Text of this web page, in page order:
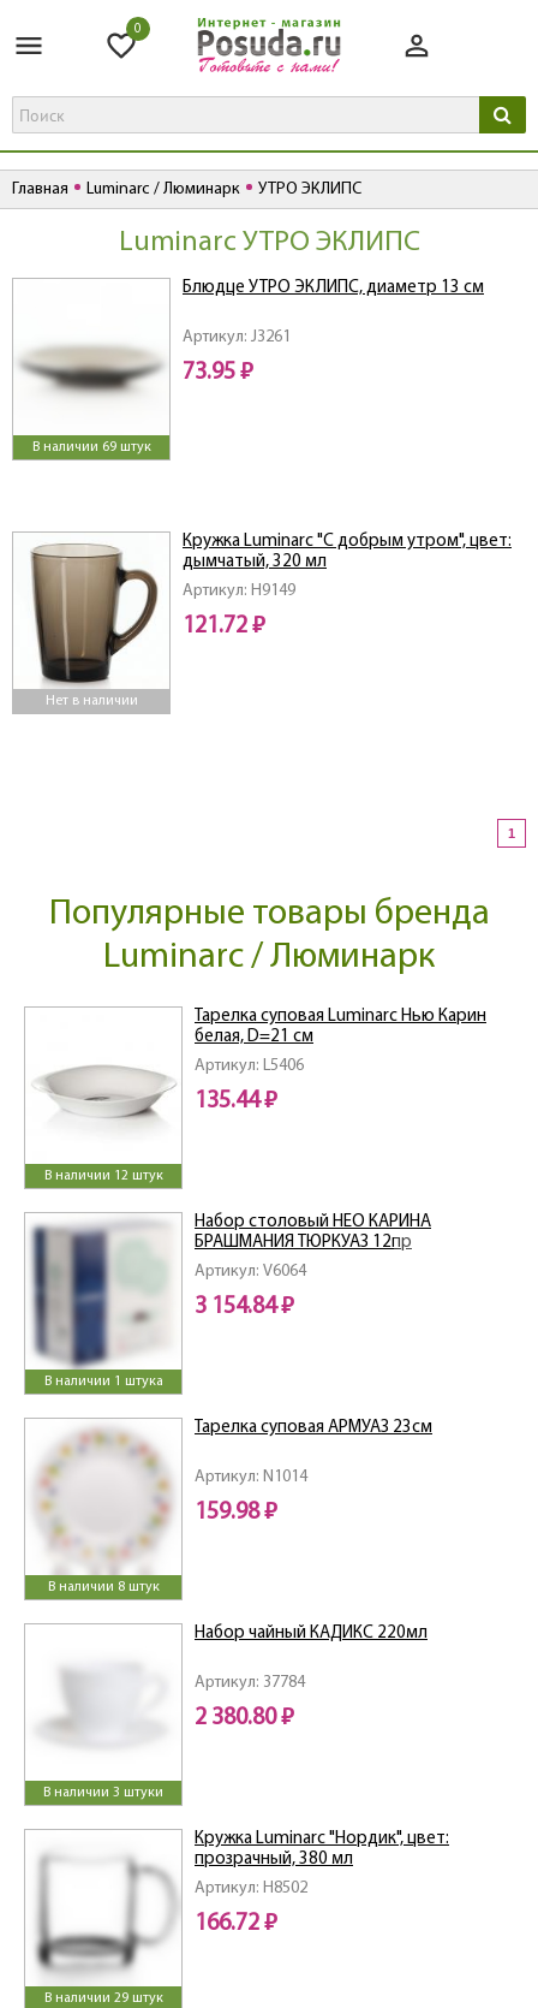
0
Главная Luminarc / Люминарк УТРО ЭКЛИПС
Luminarc УТРО ЭКЛИПС
В наличии 69 штук
Артикул: J3261
Блюдце УТРО ЭКЛИПС, диаметр 13 см
73.95 ₽
Нет в наличии
Артикул: H9149
Кружка Luminarc "С добрым утром", цвет:
дымчатый, 320 мл
121.72 ₽
1
Популярные товары бренда
Luminarc / Люминарк
В наличии 12 штук
Артикул: L5406
Тарелка суповая Luminarc Нью Карин
белая, D=21 см
135.44 ₽
В наличии 1 штука
Артикул: V6064
Набор столовый НЕО КАРИНА
БРАШМАНИЯ ТЮРКУАЗ 12пр
3 154.84 ₽
В наличии 8 штук
Артикул: N1014
Тарелка суповая АРМУАЗ 23см
159.98 ₽
В наличии 3 штуки
Артикул: 37784
Набор чайный КАДИКС 220мл
2 380.80 ₽
В наличии 29 штук
Артикул: H8502
Кружка Luminarc "Нордик", цвет:
прозрачный, 380 мл
166.72 ₽